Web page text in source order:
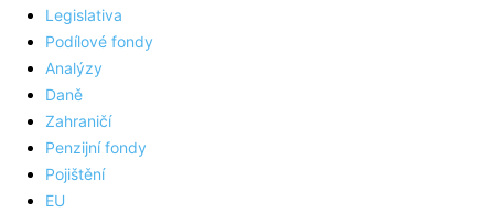
Legislativa
Podílové fondy
Analýzy
Daně
Zahraničí
Penzijní fondy
Pojištění
EU